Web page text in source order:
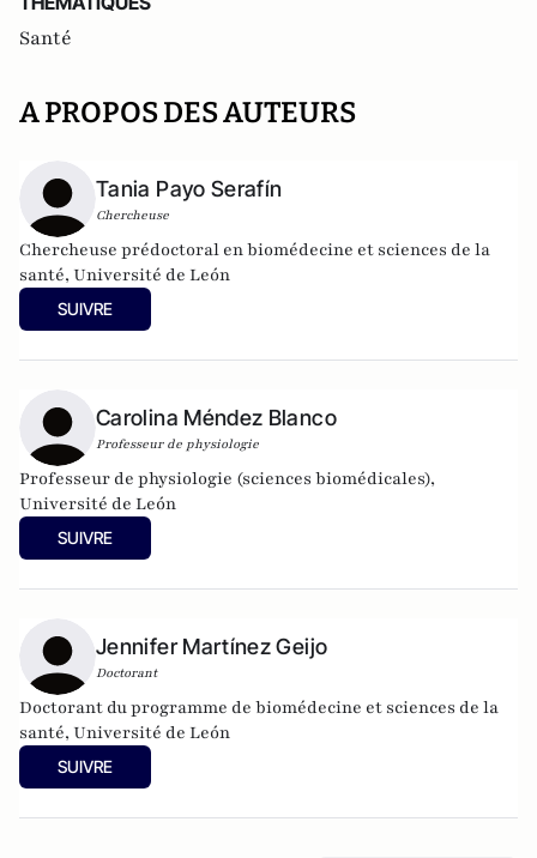
Santé
A PROPOS DES AUTEURS
Tania Payo Serafín
Chercheuse
Chercheuse prédoctoral en biomédecine et sciences de la
santé, Université de León
SUIVRE
Carolina Méndez Blanco
Professeur de physiologie
Professeur de physiologie (sciences biomédicales),
Université de León
SUIVRE
Jennifer Martínez Geijo
Doctorant
Doctorant du programme de biomédecine et sciences de la
santé, Université de León
SUIVRE